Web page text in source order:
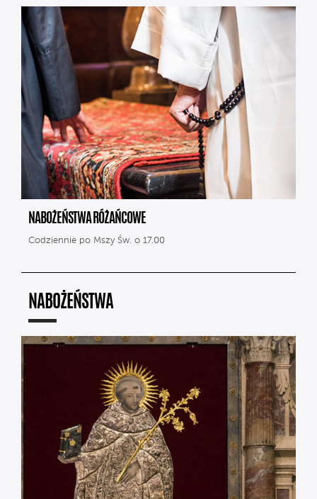
NABOŻEŃSTWA RÓŻAŃCOWE
Codziennie po Mszy Św. o 17.00
NABOŻEŃSTWA